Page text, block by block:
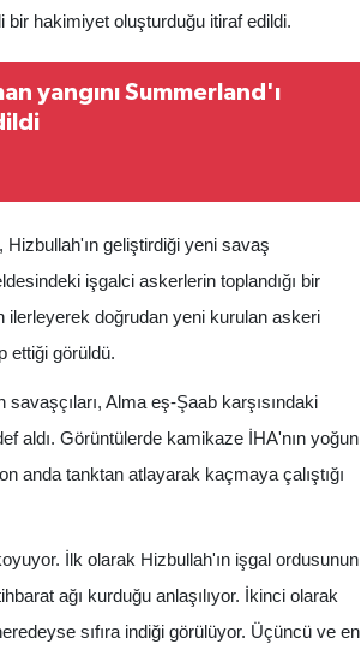
bir hakimiyet oluşturduğu itiraf edildi.
yangını Summerland'ı
Hizbullah'ın geliştirdiği yeni savaş
işgalci askerlerin toplandığı bir
ilerleyerek doğrudan yeni kurulan askeri
ettiği görüldü.
Alma eş-Şaab karşısındaki
aldı. Görüntülerde kamikaze İHA'nın yoğun
anda tanktan atlayarak kaçmaya çalıştığı
İlk olarak Hizbullah'ın işgal ordusunun
ağı kurduğu anlaşılıyor. İkinci olarak
sıfıra indiği görülüyor. Üçüncü ve en